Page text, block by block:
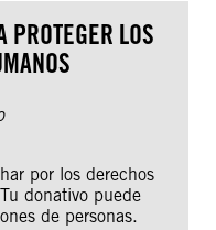
PROTEGER LOS
por los derechos
donativo puede
de personas.